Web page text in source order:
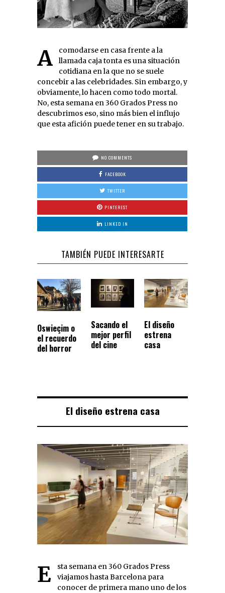
Acomodarse en casa frente a la
llamada caja tonta es una situación
cotidiana en la que no se suele
concebir a las celebridades. Sin embargo, y
obviamente, lo hacen como todo mortal.
No, esta semana en 360 Grados Press no
descubrimos eso, sino más bien el influjo
que esta afición puede tener en su trabajo.
NO COMMENTS
FACEBOOK
TWITTER
PINTEREST
LINKED IN
TAMBIÉN PUEDE INTERESARTE
Oswieçim o
el recuerdo
del horror
Sacando el
mejor perfil
del cine
El diseño
estrena
casa
El diseño estrena casa
Esta semana en 360 Grados Press
viajamos hasta Barcelona para
conocer de primera mano uno de los